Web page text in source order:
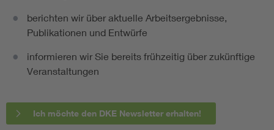
berichten wir über aktuelle Arbeitsergebnisse,
Publikationen und Entwürfe
informieren wir Sie bereits frühzeitig über zukünftige
Veranstaltungen
Ich möchte den DKE Newsletter erhalten!